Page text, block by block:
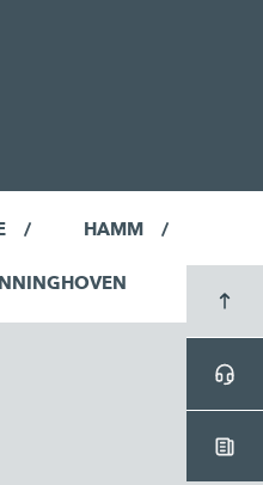
HAMM